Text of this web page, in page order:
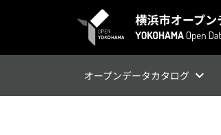
オープンデータカタログ